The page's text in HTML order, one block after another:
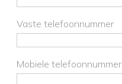
Vaste telefoonnummer
Mobiele telefoonnummer